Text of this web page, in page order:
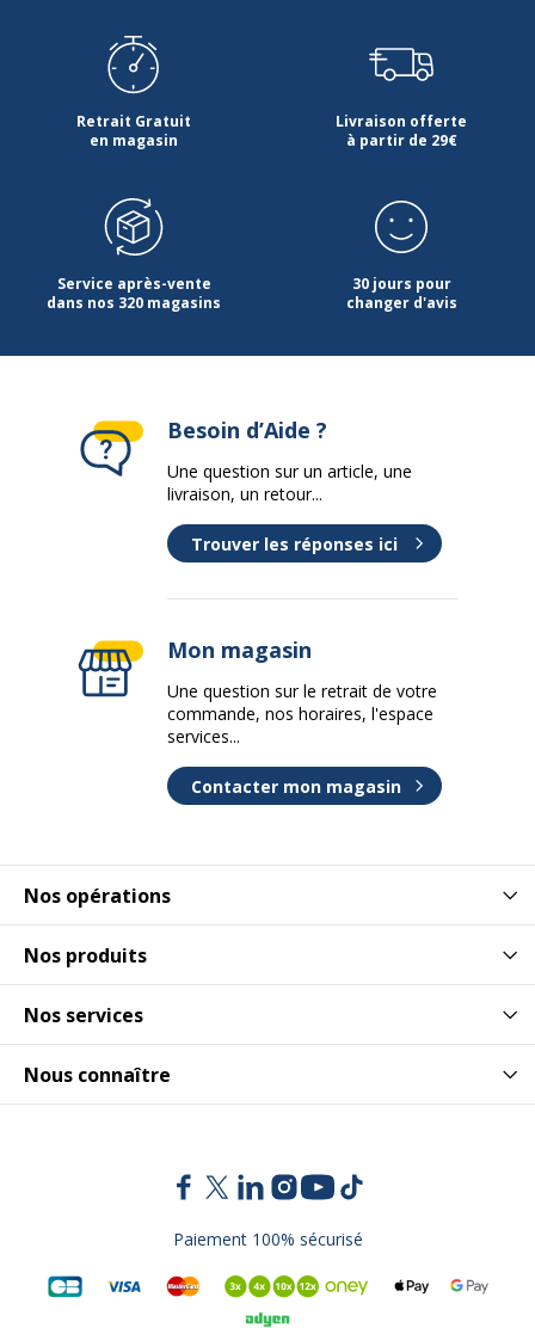
Retrait Gratuit
en magasin
Livraison offerte
à partir de 29€
Service après-vente
dans nos 320 magasins
30 jours pour
changer d'avis
Nos opérations
Nos produits
Nos services
Nous connaître
Besoin d’Aide ?
Une question sur un article, une
livraison, un retour...
Trouver les réponses ici
Mon magasin
Une question sur le retrait de votre
commande, nos horaires, l'espace
services...
Contacter mon magasin
Paiement 100% sécurisé